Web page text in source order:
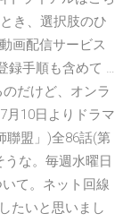
き、選択肢のひ
画配信サービス
録手順も含めて …
だけど、オンラ
月10日よりドラマ
聯盟」)全86話(第
な。毎週水曜日
て。ネット回線
たいと思いまし